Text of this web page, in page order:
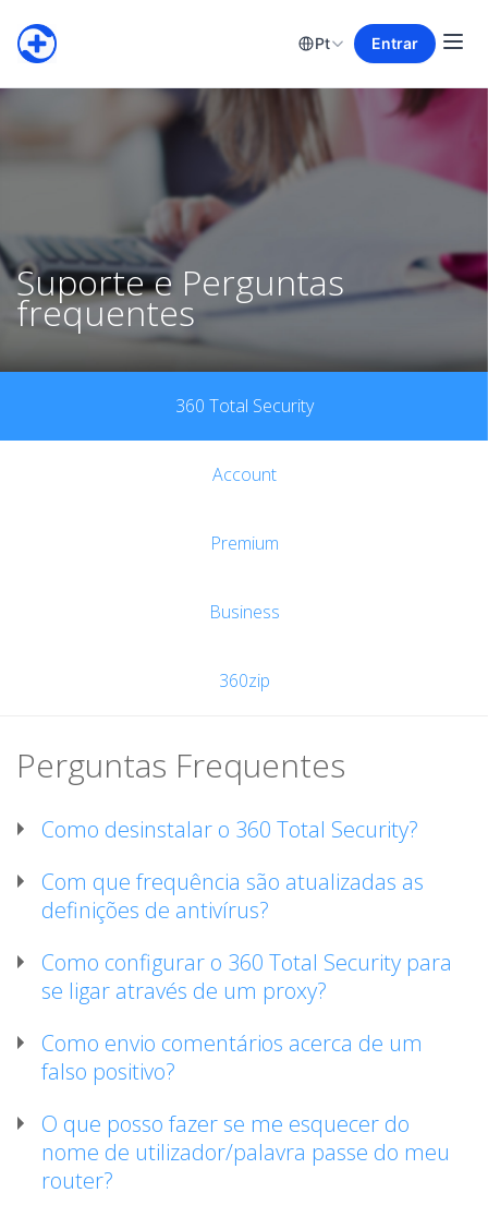
Pt Entrar
Suporte e Perguntas
frequentes
360 Total Security
Account
Premium
Business
360zip
Perguntas Frequentes
Como desinstalar o 360 Total Security?
Com que frequência são atualizadas as
definições de antivírus?
Como configurar o 360 Total Security para
se ligar através de um proxy?
Como envio comentários acerca de um
falso positivo?
O que posso fazer se me esquecer do
nome de utilizador/palavra passe do meu
router?